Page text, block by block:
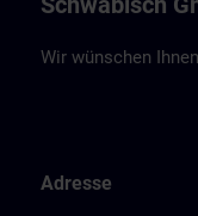
Wir wünschen
Adresse